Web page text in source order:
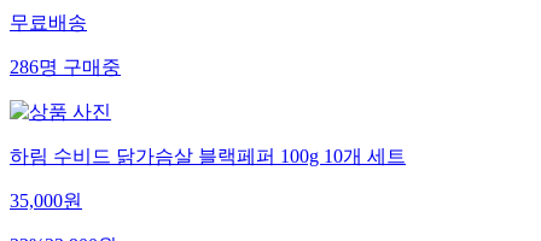
무료배송
286명구매중
하림 수비드 닭가슴살 블랙페퍼 100g 10개 세트
35,000원